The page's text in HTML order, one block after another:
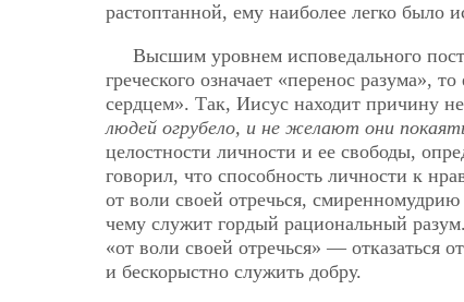
растоптанной, ему наиболее легко было
Высшим уровнем исповедального
греческого означает «перенос разума»,
сердцем». Так, Иисус находит причину
людей огрубело, и не желают они
целостности личности и ее свободы,
говорил, что способность личности к
от воли своей отречься, смиренномудрию
чему служит гордый рациональный
«от воли своей отречься» — отказаться
и бескорыстно служить добру.